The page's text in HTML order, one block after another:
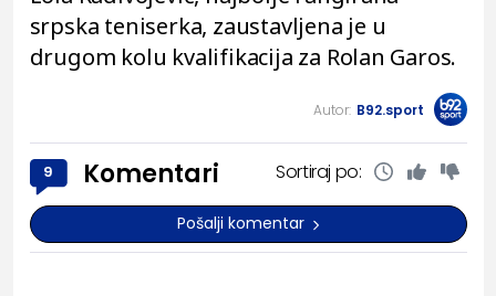
srpska teniserka, zaustavljena je u
drugom kolu kvalifikacija za Rolan Garos.
Autor: B92.sport
9 Komentari Sortiraj po:
Pošalji komentar